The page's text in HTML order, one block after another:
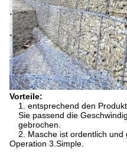
Vorteile:
1. entsprechend den
Sie passend die
gebrochen.
2. Masche ist ordentlich
Operation 3.Simple.